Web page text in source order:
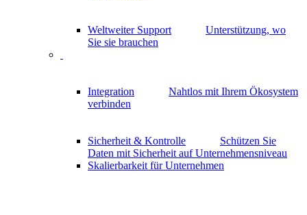
Weltweiter Support
Unterstützung, wo
Sie sie brauchen
Integration
Nahtlos mit Ihrem Ökosystem
verbinden
Sicherheit & Kontrolle
Schützen Sie
Daten mit Sicherheit auf Unternehmensniveau
Skalierbarkeit für Unternehmen